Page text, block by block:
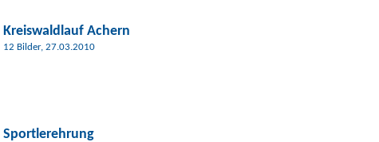
Kreiswaldlauf Achern
12 Bilder, 27.03.2010
Sportlerehrung